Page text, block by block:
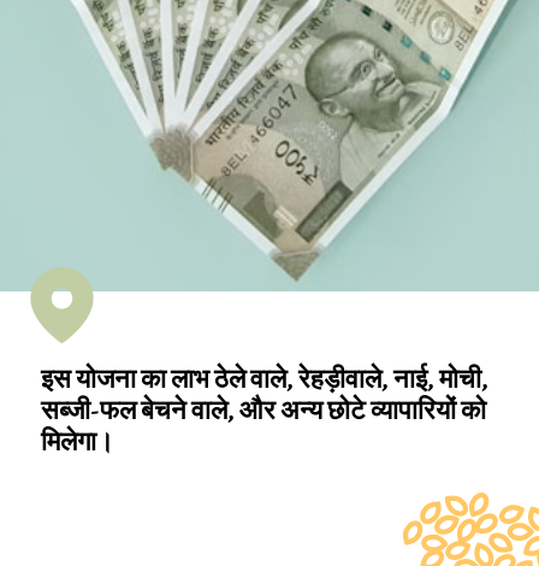
इस योजना का लाभ ठेले वाले, रेहड़ीवाले, नाई, मोची,
सब्जी-फल बेचने वाले, और अन्य छोटे व्यापारियों को
मिलेगा।